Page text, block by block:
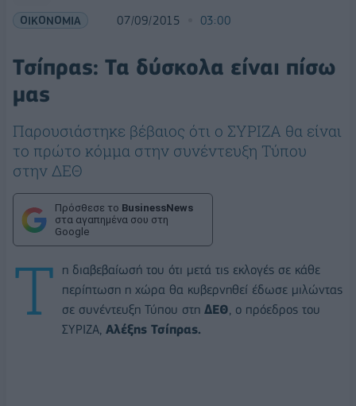
ΟΙΚΟΝΟΜΙΑ 07/09/2015 03:00
Τσίπρας: Τα δύσκολα είναι πίσω
μας
Παρουσιάστηκε βέβαιος ότι ο ΣΥΡΙΖΑ θα είναι
το πρώτο κόμμα στην συνέντευξη Τύπου
στην ΔΕΘ
Πρόσθεσε το BusinessNews
στα αγαπημένα σου στη
Google
Τ
η διαβεβαίωσή του ότι μετά τις εκλογές σε κάθε
περίπτωση η χώρα θα κυβερνηθεί έδωσε μιλώντας
σε συνέντευξη Τύπου στη ΔΕΘ , ο πρόεδρος του
ΣΥΡΙΖΑ, Αλέξης Τσίπρας.